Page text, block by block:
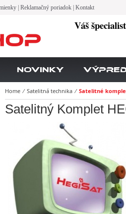
Reklamačný poriadok Kontakt
Váš
Novinky
Home ⁄ Satelitná technika ⁄ Satelitné
Satelitný Komplet